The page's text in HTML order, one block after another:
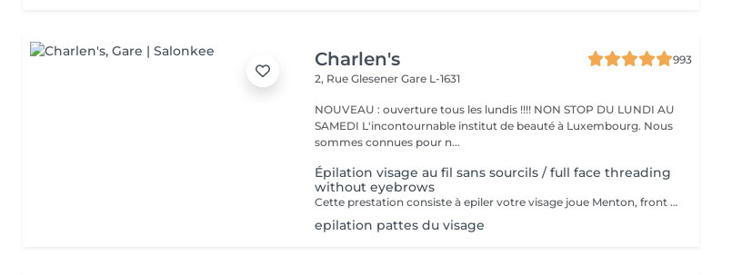
Charlen's
993
2, Rue GlesenerGare L-1631
NOUVEAU : ouverture tous les lundis !!!! NON STOP DU LUNDI AU
SAMEDI L'incontournable institut de beauté à Luxembourg. Nous
sommes connues pour n...
Épilation visage au fil sans sourcils / full face threading
without eyebrows
Cette prestation consiste à epiler votre visage joue Menton, front et le long des oreilles les sourcils et le cou sont en extra
epilation pattes du visage